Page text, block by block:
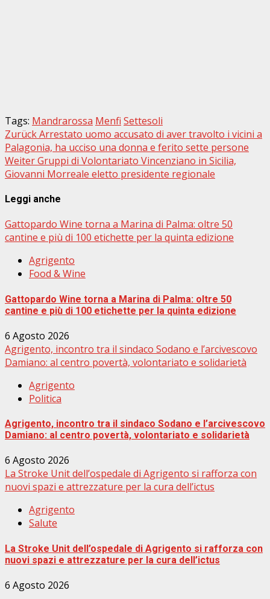
Tags: Mandrarossa Menfi Settesoli
Beitragsnavigation
ZurückArrestato uomo accusato di aver travolto i vicini a
Palagonia, ha ucciso una donna e ferito sette persone
WeiterGruppi di Volontariato Vincenziano in Sicilia,
Giovanni Morreale eletto presidente regionale
Leggi anche
Gattopardo Wine torna a Marina di Palma: oltre 50
cantine e più di 100 etichette per la quinta edizione
Agrigento
Food & Wine
Gattopardo Wine torna a Marina di Palma: oltre 50
cantine e più di 100 etichette per la quinta edizione
6 Agosto 2026
Agrigento, incontro tra il sindaco Sodano e l’arcivescovo
Damiano: al centro povertà, volontariato e solidarietà
Agrigento
Politica
Agrigento, incontro tra il sindaco Sodano e l’arcivescovo
Damiano: al centro povertà, volontariato e solidarietà
6 Agosto 2026
La Stroke Unit dell’ospedale di Agrigento si rafforza con
nuovi spazi e attrezzature per la cura dell’ictus
Agrigento
Salute
La Stroke Unit dell’ospedale di Agrigento si rafforza con
nuovi spazi e attrezzature per la cura dell’ictus
6 Agosto 2026